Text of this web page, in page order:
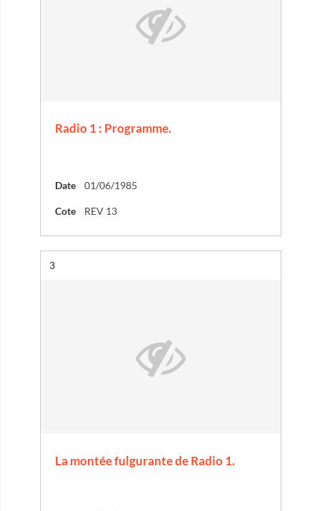
Radio 1 : Programme.
Date 01/06/1985
Cote REV 13
Résultat n°
3
La montée fulgurante de Radio 1.